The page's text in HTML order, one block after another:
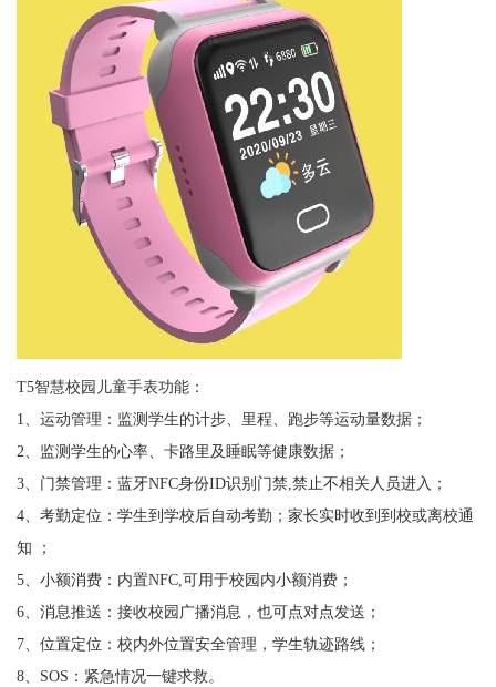
T5智慧校园儿童手表功能：
1、运动管理：监测学生的计步、里程、跑步等运动量数据；
2、监测学生的心率、卡路里及睡眠等健康数据；
3、门禁管理：蓝牙NFC身份ID识别门禁,禁止不相关人员进入；
4、考勤定位：学生到学校后自动考勤；家长实时收到到校或离校通
知 ；
5、小额消费：内置NFC,可用于校园内小额消费；
6、消息推送：接收校园广播消息，也可点对点发送；
7、位置定位：校内外位置安全管理，学生轨迹路线；
8、SOS：紧急情况一键求救。